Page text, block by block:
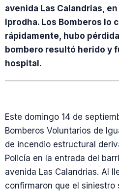
avenida Las Calandrias,
Iprodha. Los Bomberos lo
rápidamente, hubo
bombero resultó herido y
hospital.
Este domingo 14 de
Bomberos Voluntarios de
de incendio estructural
Policía en la entrada del
avenida Las Calandrias. Al
confirmaron que el siniestro